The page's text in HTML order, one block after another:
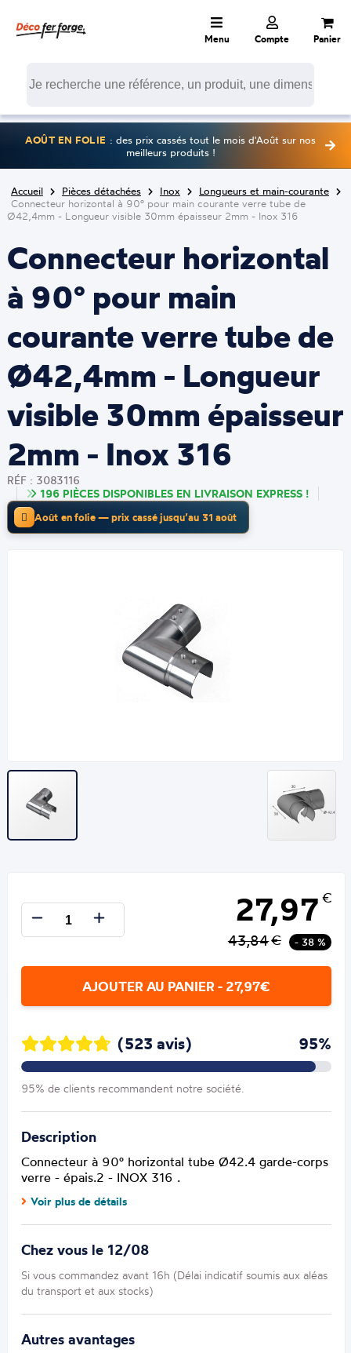
Menu Compte Panier
AOÛT EN FOLIE : des prix cassés tout le mois d'Août sur nos
meilleurs produits !
Accueil Pièces détachées Inox
Longueurs et main-courante
Connecteur horizontal à 90° pour main courante verre tube de
Ø42,4mm - Longueur visible 30mm épaisseur 2mm - Inox 316
Connecteur horizontal
à 90° pour main
courante verre tube de
Ø42,4mm - Longueur
visible 30mm épaisseur
2mm - Inox 316
RÉF : 3083116
196 PIÈCES DISPONIBLES EN LIVRAISON EXPRESS !
Août en folie — prix cassé jusqu’au 31 août
27,97 €
43,84€ - 38 %
AJOUTER AU PANIER - 27,97€
(523 avis) 95%
95% de clients recommandent notre société.
Description
Connecteur à 90° horizontal tube Ø42.4 garde-corps
verre - épais.2 - INOX 316 .
Voir plus de détails
Chez vous le 12/08
Si vous commandez avant 16h (Délai indicatif soumis aux aléas
du transport et aux stocks)
Autres avantages